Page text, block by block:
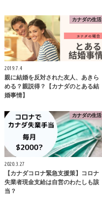
カナダの生活
2019.7.4
親に結婚を反対された友人、あきら
める？親説得？【カナダのとある結
婚事情】
カナダの生活
2020.3.27
【カナダコロナ緊急支援策】コロナ
失業者現金支給は自営のわたしも該
当？